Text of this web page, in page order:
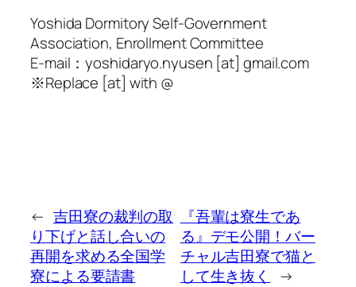
Yoshida Dormitory Self-Government
Association, Enrollment Committee
E-mail：yoshidaryo.nyusen [at] gmail.com
※Replace [at] with @
← 吉田寮の裁判の取
り下げと話し合いの
再開を求める全国学
寮による要請書
『吾輩は寮生であ
る』デモ公開！バー
チャル吉田寮で猫と
して生き抜く
→